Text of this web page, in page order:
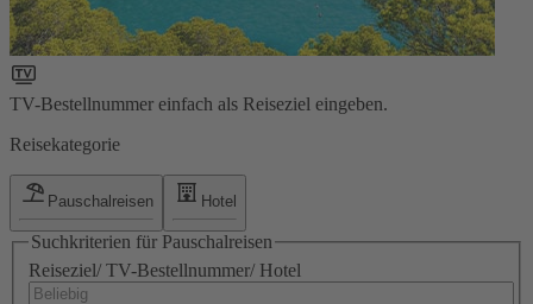
TV-Bestellnummer einfach als Reiseziel eingeben.
Reisekategorie
Pauschalreisen Hotel
Suchkriterien für Pauschalreisen
Reiseziel/ TV-Bestellnummer/ Hotel